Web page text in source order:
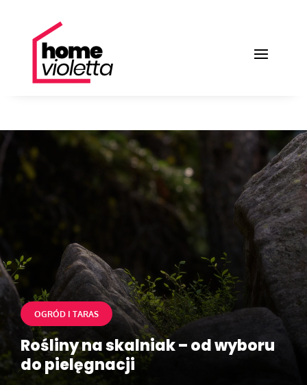
OGRÓD I TARAS
Rośliny na skalniak – od wyboru
do pielęgnacji